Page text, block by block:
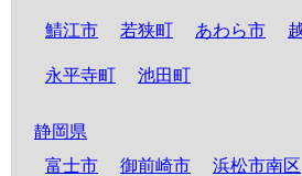
鯖江市 若狭町 あわら市
永平寺町 池田町
静岡県
富士市
御前崎市 浜松市南区